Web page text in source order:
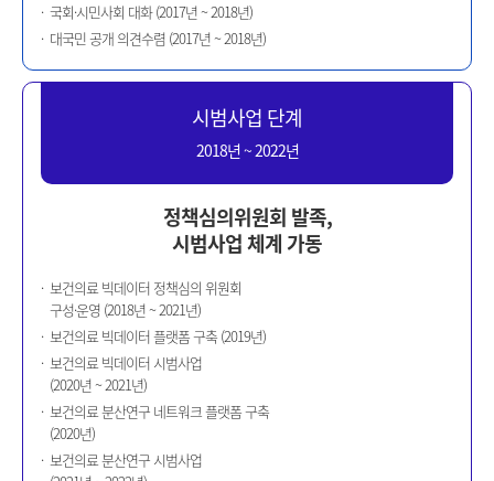
국회·시민사회 대화 (2017년 ~ 2018년)
대국민 공개 의견수렴 (2017년 ~ 2018년)
시범사업 단계
2018년 ~ 2022년
정책심의위원회 발족,
시범사업 체계 가동
보건의료 빅데이터 정책심의 위원회
구성·운영 (2018년 ~ 2021년)
보건의료 빅데이터 플랫폼 구축 (2019년)
보건의료 빅데이터 시범사업
(2020년 ~ 2021년)
보건의료 분산연구 네트워크 플랫폼 구축
(2020년)
보건의료 분산연구 시범사업